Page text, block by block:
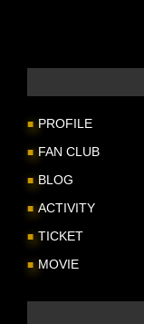
PROFILE
FAN CLUB
BLOG
ACTIVITY
TICKET
MOVIE